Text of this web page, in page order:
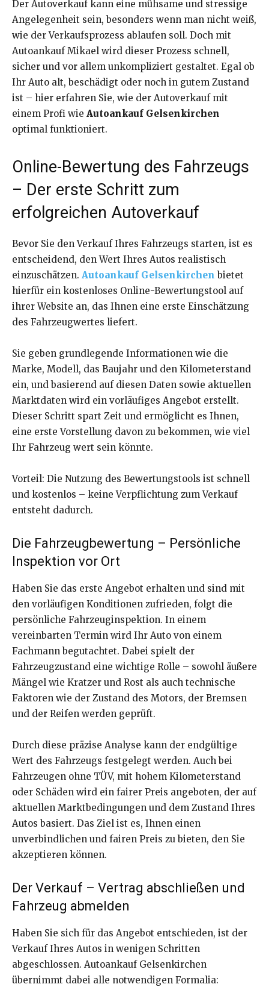
Der Autoverkauf kann eine mühsame und stressige
Angelegenheit sein, besonders wenn man nicht weiß,
wie der Verkaufsprozess ablaufen soll. Doch mit
Autoankauf Mikael wird dieser Prozess schnell,
sicher und vor allem unkompliziert gestaltet. Egal ob
Ihr Auto alt, beschädigt oder noch in gutem Zustand
ist – hier erfahren Sie, wie der Autoverkauf mit
einem Profi wie Autoankauf Gelsenkirchen
optimal funktioniert.
Online-Bewertung des Fahrzeugs
– Der erste Schritt zum
erfolgreichen Autoverkauf
Bevor Sie den Verkauf Ihres Fahrzeugs starten, ist es
entscheidend, den Wert Ihres Autos realistisch
einzuschätzen. Autoankauf Gelsenkirchen bietet
hierfür ein kostenloses Online-Bewertungstool auf
ihrer Website an, das Ihnen eine erste Einschätzung
des Fahrzeugwertes liefert.
Sie geben grundlegende Informationen wie die
Marke, Modell, das Baujahr und den Kilometerstand
ein, und basierend auf diesen Daten sowie aktuellen
Marktdaten wird ein vorläufiges Angebot erstellt.
Dieser Schritt spart Zeit und ermöglicht es Ihnen,
eine erste Vorstellung davon zu bekommen, wie viel
Ihr Fahrzeug wert sein könnte.
Vorteil: Die Nutzung des Bewertungstools ist schnell
und kostenlos – keine Verpflichtung zum Verkauf
entsteht dadurch.
Die Fahrzeugbewertung – Persönliche
Inspektion vor Ort
Haben Sie das erste Angebot erhalten und sind mit
den vorläufigen Konditionen zufrieden, folgt die
persönliche Fahrzeuginspektion. In einem
vereinbarten Termin wird Ihr Auto von einem
Fachmann begutachtet. Dabei spielt der
Fahrzeugzustand eine wichtige Rolle – sowohl äußere
Mängel wie Kratzer und Rost als auch technische
Faktoren wie der Zustand des Motors, der Bremsen
und der Reifen werden geprüft.
Durch diese präzise Analyse kann der endgültige
Wert des Fahrzeugs festgelegt werden. Auch bei
Fahrzeugen ohne TÜV, mit hohem Kilometerstand
oder Schäden wird ein fairer Preis angeboten, der auf
aktuellen Marktbedingungen und dem Zustand Ihres
Autos basiert. Das Ziel ist es, Ihnen einen
unverbindlichen und fairen Preis zu bieten, den Sie
akzeptieren können.
Der Verkauf – Vertrag abschließen und
Fahrzeug abmelden
Haben Sie sich für das Angebot entschieden, ist der
Verkauf Ihres Autos in wenigen Schritten
abgeschlossen. Autoankauf Gelsenkirchen
übernimmt dabei alle notwendigen Formalia: